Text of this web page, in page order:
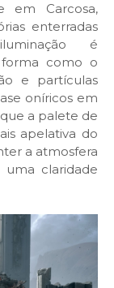
em Carcosa,
enterradas
é
como o
e partículas
oníricos em
a palete de
apelativa do
a atmosfera
claridade